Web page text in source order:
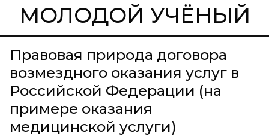
МОЛОДОЙ УЧЁНЫЙ
Правовая природа договора
возмездного оказания услуг в
Российской Федерации (на
примере оказания
медицинской услуги)